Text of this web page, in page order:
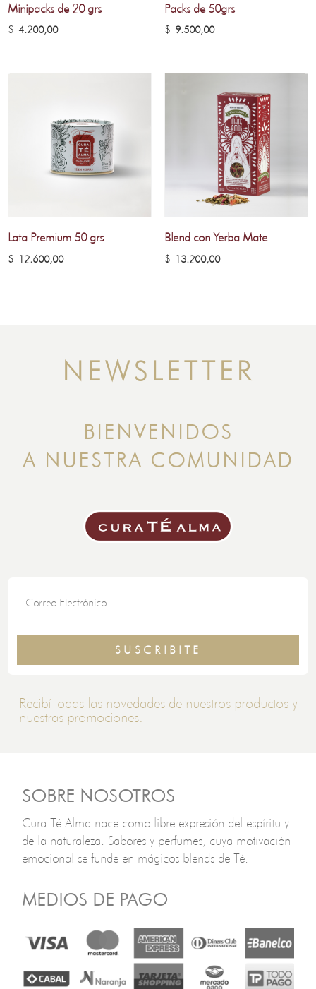
Minipacks de 20 grs
$ 4.200,00
Packs de 50grs
$9.500,00
Lata Premium 50 grs
$ 12.600,00
Blend con Yerba Mate
$13.200,00
NEWSLETTER
BIENVENIDOS
A NUESTRA COMUNIDAD
SUSCRIBITE
Recibí todas las novedades de nuestros productos y
nuestras promociones.
SOBRE NOSOTROS
Cura Té Alma nace como libre expresión del espíritu y
de la naturaleza. Sabores y perfumes, cuya motivación
emocional se funde en mágicos blends de Té.
MEDIOS DE PAGO